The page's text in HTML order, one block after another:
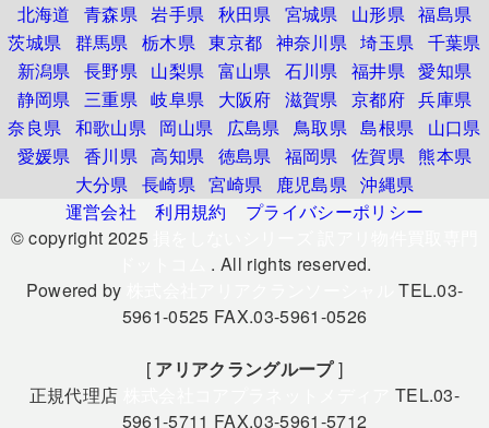
北海道 青森県 岩手県 秋田県 宮城県 山形県 福島県
茨城県 群馬県 栃木県 東京都 神奈川県 埼玉県 千葉県
新潟県 長野県 山梨県 富山県 石川県 福井県 愛知県
静岡県 三重県 岐阜県 大阪府 滋賀県 京都府 兵庫県
奈良県 和歌山県 岡山県 広島県 鳥取県 島根県
山口県
愛媛県 香川県 高知県 徳島県 福岡県 佐賀県 熊本県
大分県 長崎県 宮崎県 鹿児島県 沖縄県
運営会社
利用規約
プライバシーポリシー
© copyright 2025
. All rights reserved.
Powered by
TEL.03-
5961-0525 FAX.03-5961-0526
[ アリアクラングループ]
正規代理店
TEL.03-
5961-5711 FAX.03-5961-5712